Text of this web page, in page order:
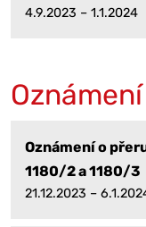
4.9.2023 – 1.1.2024
Oznámení
Oznámení o
1180/2 a 1180/3
21.12.2023 –